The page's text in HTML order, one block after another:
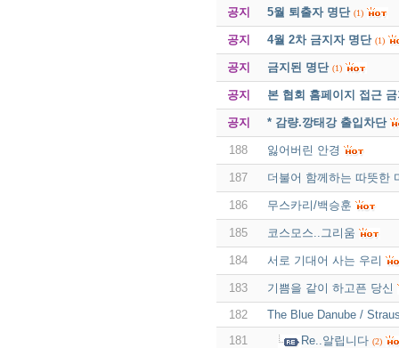
공지 5월 퇴출자 명단 (1)
공지 4월 2차 금지자 명단 (1)
공지 금지된 명단 (1)
공지 본 협회 홈페이지 접근
공지 * 감량.깡태강 출입차단
188 잃어버린 안경
187 더불어 함께하는 따뜻한
186 무스카리/백승훈
185 코스모스..그리움
184 서로 기대어 사는 우리
183
기쁨을 같이 하고픈 당신
182
The Blue Danube /
181
Re..알립니다 (2)